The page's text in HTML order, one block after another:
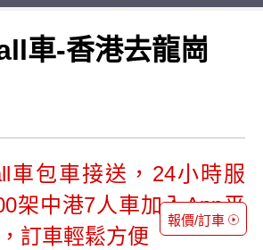
車-香港去龍崗
車包車接送，24小時服
架中港7人車加入App平
訂車輕鬆方便
報價/訂車